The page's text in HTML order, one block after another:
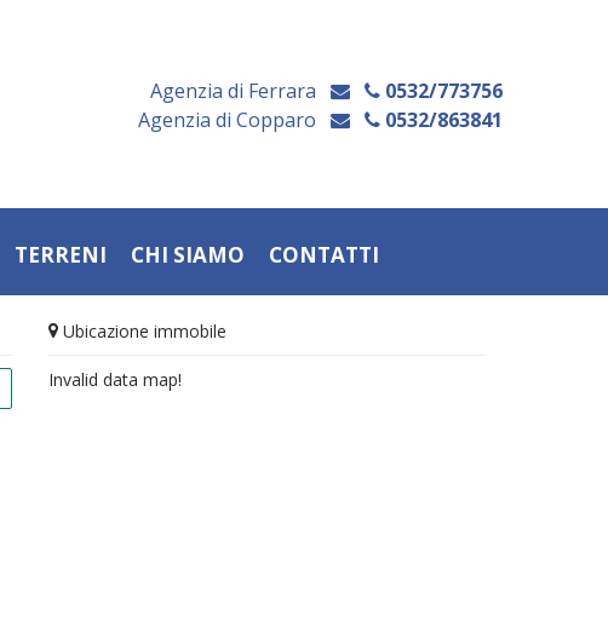
Agenzia di Ferrara
0532/773756
Agenzia di Copparo
0532/863841
TERRENI CHI SIAMO CONTATTI
Ubicazione immobile
Invalid data map!